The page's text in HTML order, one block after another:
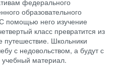
федерального
образовательного
помощью него изучение
класс превратится из
путешествие. Школьники
с недовольством, а будут с
материал.